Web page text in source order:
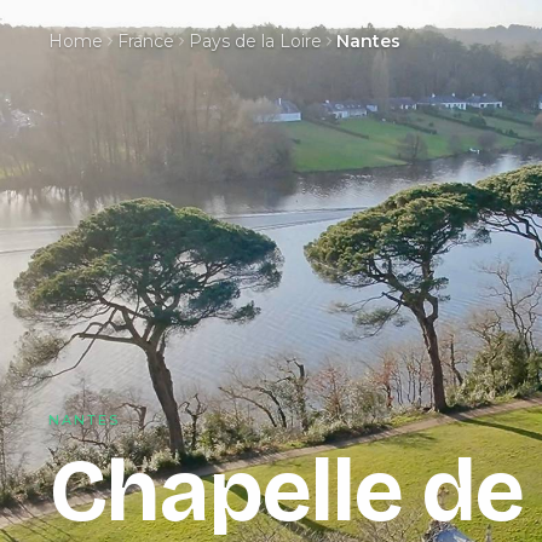
Home France Pays de la Loire Nantes
NANTES
Chapelle de